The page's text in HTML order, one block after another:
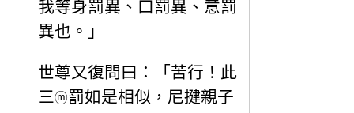
我等身罰異、口罰異、意罰
異也。」
世尊又復問曰：「苦行！此
三ⓜ罰如是相似，尼揵親子